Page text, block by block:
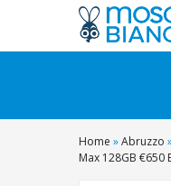
Home »Abruzzo
Max 128GB €650